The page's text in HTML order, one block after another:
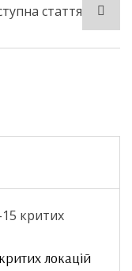
стаття
локацій